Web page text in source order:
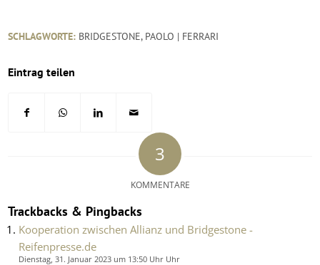
SCHLAGWORTE: BRIDGESTONE, PAOLO | FERRARI
Eintrag teilen
3
KOMMENTARE
Trackbacks & Pingbacks
Kooperation zwischen Allianz und Bridgestone -
Reifenpresse.de
Dienstag, 31. Januar 2023 um 13:50 Uhr Uhr